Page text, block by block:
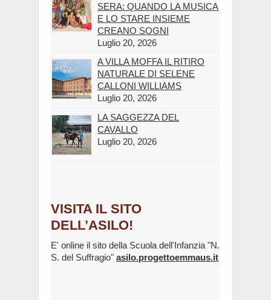
SERA: QUANDO LA MUSICA
E LO STARE INSIEME
CREANO SOGNI
Luglio 20, 2026
A VILLA MOFFA IL RITIRO
NATURALE DI SELENE
CALLONI WILLIAMS
Luglio 20, 2026
LA SAGGEZZA DEL
CAVALLO
Luglio 20, 2026
VISITA IL SITO
DELL’ASILO!
E' online il sito della Scuola dell'Infanzia "N.
S. del Suffragio" asilo.progettoemmaus.it